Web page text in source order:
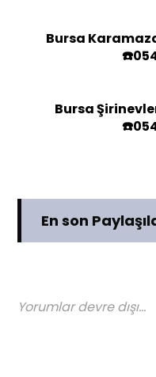
Bursa
Bursa
En son
Yorumlar devre dışı...